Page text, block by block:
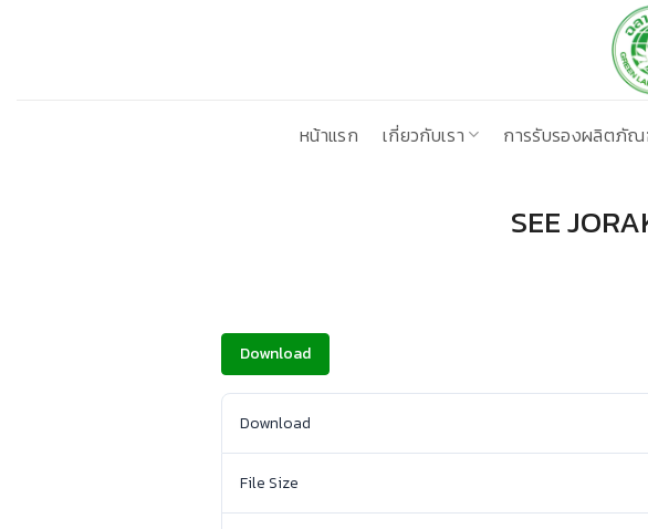
หน้าแรก
เกี่ยวกับเรา การรับรองผลิตภั
SEE
Download
Download
File Size